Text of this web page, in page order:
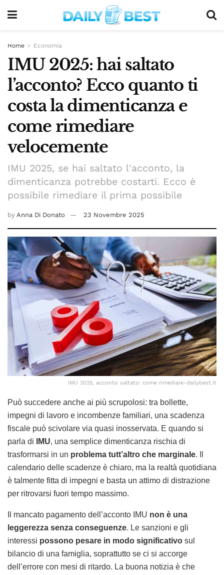
Home Economia
IMU 2025: hai saltato
l’acconto? Ecco quanto ti
costa la dimenticanza e
come rimediare
velocemente
IMU 2025, se hai saltato l'acconto, la
dimenticanza potrebbe costarti. Ecco è
possibile rimediare il prima possibile
by Anna Di Donato 23 Novembre 2025
IMU 2025, acconto saltato: come rimediare-dailybest.it
Può succedere anche ai più scrupolosi: tra bollette,
impegni di lavoro e incombenze familiari, una scadenza
fiscale può scivolare via quasi inosservata. E quando si
parla di
IMU, una semplice dimenticanza rischia di
trasformarsi in un problema tutt’altro che marginale. Il
calendario delle scadenze è chiaro, ma la realtà quotidiana
è talmente fitta di impegni e basta un attimo di distrazione
per ritrovarsi fuori tempo massimo.
Il mancato pagamento dell’acconto IMU non è una
leggerezza senza conseguenze. Le sanzioni e gli
interessi possono pesare in modo significativo sul
bilancio di una famiglia, soprattutto se ci si accorge
dell’errore con mesi di ritardo. La buona notizia è che